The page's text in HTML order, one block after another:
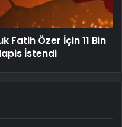
Fatih Özer İçin 11 Bin
İstendi